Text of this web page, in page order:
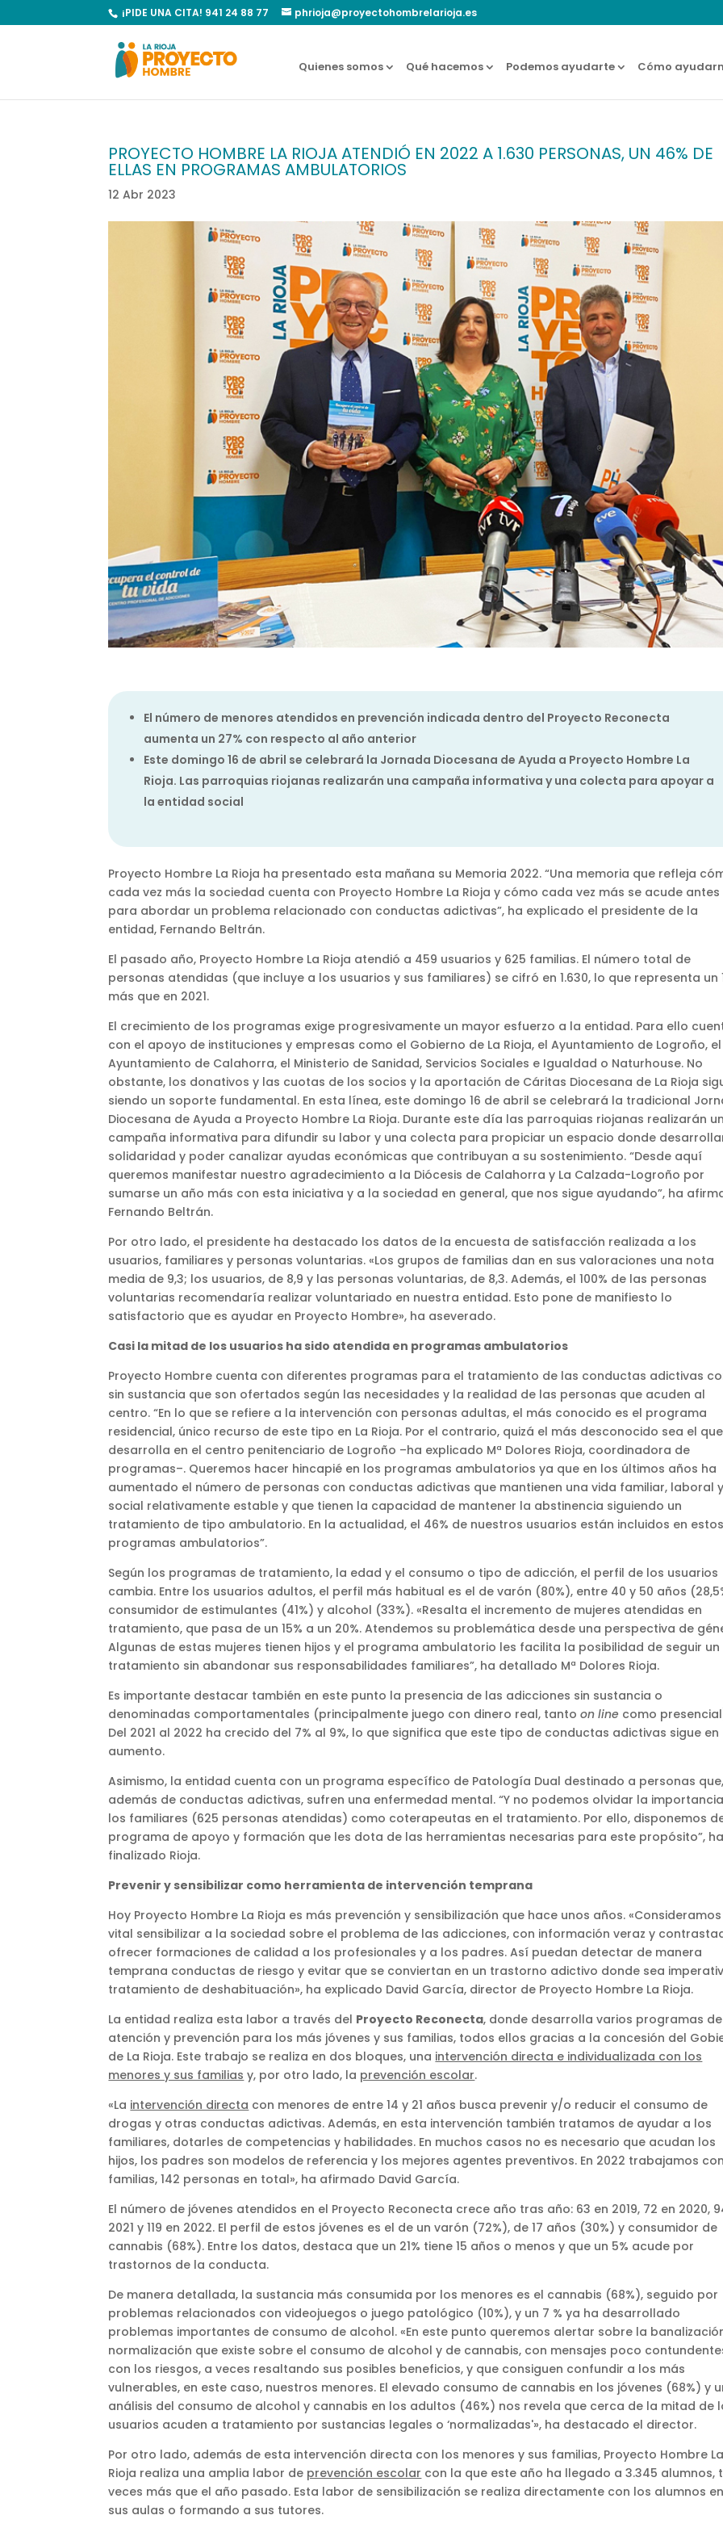
¡PIDE UNA CITA! 941 24 88 77 phrioja@proyectohombrelarioja.es
Quienes somos Qué hacemos Podemos ayudarte Cómo
PROYECTO HOMBRE LA RIOJA ATENDIÓ EN 2022 A 1.630 PERSONAS, UN 46% DE
ELLAS EN PROGRAMAS AMBULATORIOS
12 Abr 2023
El número de menores atendidos en prevención indicada dentro del Proyecto Reconecta
aumenta un 27% con respecto al año anterior
Este domingo 16 de abril se celebrará la Jornada Diocesana de Ayuda a Proyecto Hombre La
Rioja. Las parroquias riojanas realizarán una campaña informativa y una colecta para apoyar a
la entidad social
Proyecto Hombre La Rioja ha presentado esta mañana su Memoria 2022. “Una memoria que refleja
cada vez más la sociedad cuenta con Proyecto Hombre La Rioja y cómo cada vez más se acude antes
para abordar un problema relacionado con conductas adictivas”, ha explicado el presidente de la
entidad, Fernando Beltrán.
El pasado año, Proyecto Hombre La Rioja atendió a 459 usuarios y 625 familias. El número total de
personas atendidas (que incluye a los usuarios y sus familiares) se cifró en 1.630, lo que representa un
más que en 2021.
El crecimiento de los programas exige progresivamente un mayor esfuerzo a la entidad. Para ello
con el apoyo de instituciones y empresas como el Gobierno de La Rioja, el Ayuntamiento de Logroño, el
Ayuntamiento de Calahorra, el Ministerio de Sanidad, Servicios Sociales e Igualdad o Naturhouse. No
obstante, los donativos y las cuotas de los socios y la aportación de Cáritas Diocesana de La Rioja
siendo un soporte fundamental. En esta línea, este domingo 16 de abril se celebrará la tradicional
Diocesana de Ayuda a Proyecto Hombre La Rioja. Durante este día las parroquias riojanas realizarán
campaña informativa para difundir su labor y una colecta para propiciar un espacio donde
solidaridad y poder canalizar ayudas económicas que contribuyan a su sostenimiento. “Desde aquí
queremos manifestar nuestro agradecimiento a la Diócesis de Calahorra y La Calzada-Logroño por
sumarse un año más con esta iniciativa y a la sociedad en general, que nos sigue ayudando”, ha
Fernando Beltrán.
Por otro lado, el presidente ha destacado los datos de la encuesta de satisfacción realizada a los
usuarios, familiares y personas voluntarias. «Los grupos de familias dan en sus valoraciones una nota
media de 9,3; los usuarios, de 8,9 y las personas voluntarias, de 8,3. Además, el 100% de las personas
voluntarias recomendaría realizar voluntariado en nuestra entidad. Esto pone de manifiesto lo
satisfactorio que es ayudar en Proyecto Hombre», ha aseverado.
Casi la mitad de los usuarios ha sido atendida en programas ambulatorios
Proyecto Hombre cuenta con diferentes programas para el tratamiento de las conductas adictivas
sin sustancia que son ofertados según las necesidades y la realidad de las personas que acuden al
centro. “En lo que se refiere a la intervención con personas adultas, el más conocido es el programa
residencial, único recurso de este tipo en La Rioja. Por el contrario, quizá el más desconocido sea el
desarrolla en el centro penitenciario de Logroño –ha explicado Mª Dolores Rioja, coordinadora de
programas–. Queremos hacer hincapié en los programas ambulatorios ya que en los últimos años ha
aumentado el número de personas con conductas adictivas que mantienen una vida familiar, laboral y
social relativamente estable y que tienen la capacidad de mantener la abstinencia siguiendo un
tratamiento de tipo ambulatorio. En la actualidad, el 46% de nuestros usuarios están incluidos en estos
programas ambulatorios”.
Según los programas de tratamiento, la edad y el consumo o tipo de adicción, el perfil de los usuarios
cambia. Entre los usuarios adultos, el perfil más habitual es el de varón (80%), entre 40 y 50 años
consumidor de estimulantes (41%) y alcohol (33%). «Resalta el incremento de mujeres atendidas en
tratamiento, que pasa de un 15% a un 20%. Atendemos su problemática desde una perspectiva de
Algunas de estas mujeres tienen hijos y el programa ambulatorio les facilita la posibilidad de seguir un
tratamiento sin abandonar sus responsabilidades familiares”, ha detallado Mª Dolores Rioja.
Es importante destacar también en este punto la presencia de las adicciones sin sustancia o
denominadas comportamentales (principalmente juego con dinero real, tantoon line como
Del 2021 al 2022 ha crecido del 7% al 9%, lo que significa que este tipo de conductas adictivas sigue en
aumento.
Asimismo, la entidad cuenta con un programa específico de Patología Dual destinado a personas que,
además de conductas adictivas, sufren una enfermedad mental. “Y no podemos olvidar la
los familiares (625 personas atendidas) como coterapeutas en el tratamiento. Por ello, disponemos
programa de apoyo y formación que les dota de las herramientas necesarias para este propósito”, ha
finalizado Rioja.
Prevenir y sensibilizar como herramienta de intervención temprana
Hoy Proyecto Hombre La Rioja es más prevención y sensibilización que hace unos años. «Consideramos
vital sensibilizar a la sociedad sobre el problema de las adicciones, con información veraz y
ofrecer formaciones de calidad a los profesionales y a los padres. Así puedan detectar de manera
temprana conductas de riesgo y evitar que se conviertan en un trastorno adictivo donde sea
tratamiento de deshabituación», ha explicado David García, director de Proyecto Hombre La Rioja.
La entidad realiza esta labor a través del Proyecto Reconecta, donde desarrolla varios programas de
atención y prevención para los más jóvenes y sus familias, todos ellos gracias a la concesión del
de La Rioja. Este trabajo se realiza en dos bloques, una intervención directa e individualizada con los
menores y sus familias y, por otro lado, la prevención escolar.
«La intervención directa con menores de entre 14 y 21 años busca prevenir y/o reducir el consumo de
drogas y otras conductas adictivas. Además, en esta intervención también tratamos de ayudar a los
familiares, dotarles de competencias y habilidades. En muchos casos no es necesario que acudan los
hijos, los padres son modelos de referencia y los mejores agentes preventivos. En 2022 trabajamos con
familias, 142 personas en total», ha afirmado David García.
El número de jóvenes atendidos en el Proyecto Reconecta crece año tras año: 63 en 2019, 72 en 2020,
2021 y 119 en 2022. El perfil de estos jóvenes es el de un varón (72%), de 17 años (30%) y consumidor de
cannabis (68%). Entre los datos, destaca que un 21% tiene 15 años o menos y que un 5% acude por
trastornos de la conducta.
De manera detallada, la sustancia más consumida por los menores es el cannabis (68%), seguido por
problemas relacionados con videojuegos o juego patológico (10%), y un 7 % ya ha desarrollado
problemas importantes de consumo de alcohol. «En este punto queremos alertar sobre la
normalización que existe sobre el consumo de alcohol y de cannabis, con mensajes poco
con los riesgos, a veces resaltando sus posibles beneficios, y que consiguen confundir a los más
vulnerables, en este caso, nuestros menores. El elevado consumo de cannabis en los jóvenes (68%) y
análisis del consumo de alcohol y cannabis en los adultos (46%) nos revela que cerca de la mitad de
usuarios acuden a tratamiento por sustancias legales o ‘normalizadas'», ha destacado el director.
Por otro lado, además de esta intervención directa con los menores y sus familias, Proyecto Hombre La
Rioja realiza una amplia labor de prevención escolar con la que este año ha llegado a 3.345 alumnos,
veces más que el año pasado. Esta labor de sensibilización se realiza directamente con los alumnos en
sus aulas o formando a sus tutores.